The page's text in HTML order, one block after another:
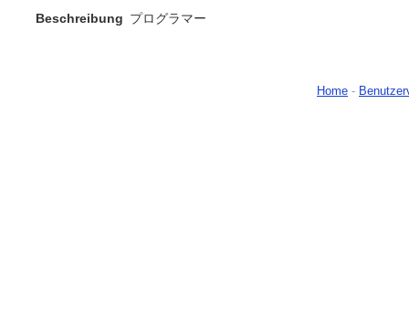
Beschreibung プログラマー
Home -